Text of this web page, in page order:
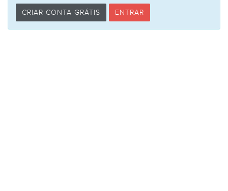
CRIAR CONTA GRÁTIS ENTRAR